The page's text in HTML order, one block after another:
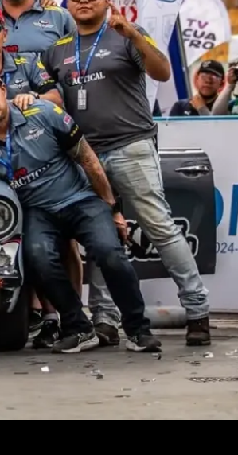
El México GP presenta a Michel
Jourdain Jr. como embajador
de la edición 2026